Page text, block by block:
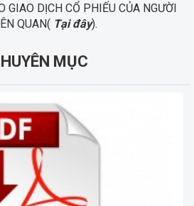
GIAO DỊCH CỔ PHIẾU CỦA NGƯỜI
QUAN( Tại đây).
MỤC